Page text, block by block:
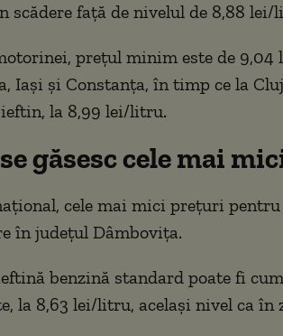
scădere față de nivelul de 8,88 lei/
prețul minim este de
Iași și Constanța, în timp ce la
la 8,99 lei/litru.
găsesc cele mai
cele mai mici prețuri
în județul Dâmbovița.
benzină standard poate fi
la 8,63 lei/litru, același nivel ca în